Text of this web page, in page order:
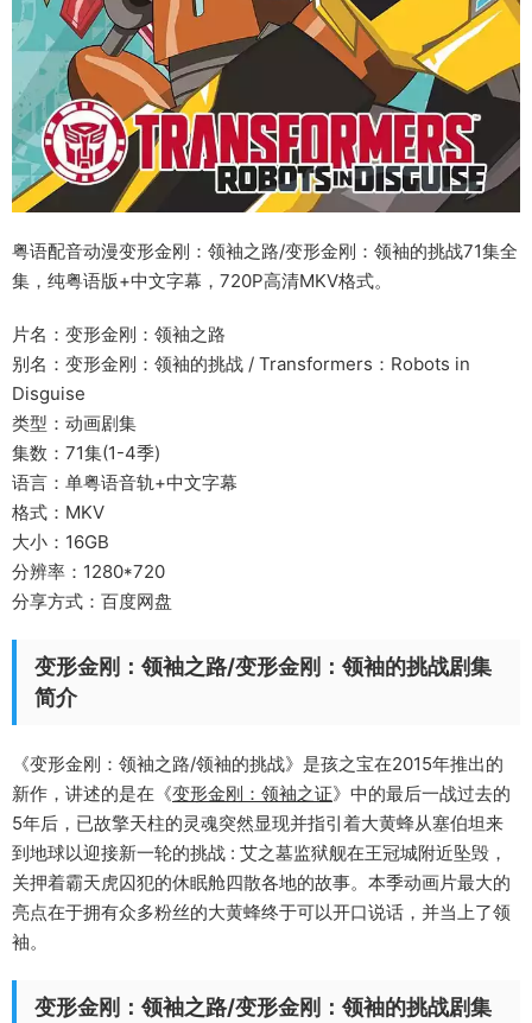
粤语配音动漫变形金刚：领袖之路/变形金刚：领袖的挑战71集全
集，纯粤语版+中文字幕，720P高清MKV格式。
片名：变形金刚：领袖之路
别名：变形金刚：领袖的挑战 / Transformers：Robots in
Disguise
类型：动画剧集
集数：71集(1-4季)
语言：单粤语音轨+中文字幕
格式：MKV
大小：16GB
分辨率：1280*720
分享方式：百度网盘
变形金刚：领袖之路/变形金刚：领袖的挑战剧集
简介
《变形金刚：领袖之路/领袖的挑战》是孩之宝在2015年推出的
新作，讲述的是在《变形金刚：领袖之证》中的最后一战过去的
5年后，已故擎天柱的灵魂突然显现并指引着大黄蜂从塞伯坦来
到地球以迎接新一轮的挑战 : 艾之墓监狱舰在王冠城附近坠毁，
关押着霸天虎囚犯的休眠舱四散各地的故事。本季动画片最大的
亮点在于拥有众多粉丝的大黄蜂终于可以开口说话，并当上了领
袖。
变形金刚：领袖之路/变形金刚：领袖的挑战剧集